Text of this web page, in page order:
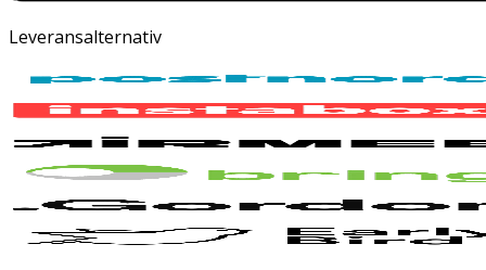
Leveransalternativ